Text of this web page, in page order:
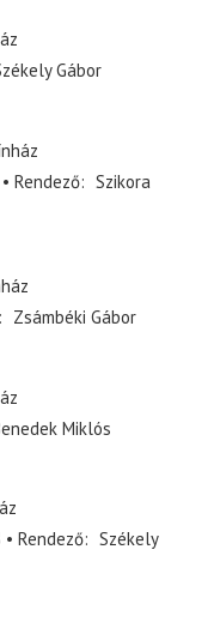
Gábor
Rendező
Szikora
Zsámbéki Gábor
Miklós
Rendező
Székely